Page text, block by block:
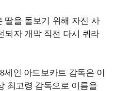
딸을 돌보기 위해 자진 사
되자 개막 직전 다시 퀴라
세인 아드보카트 감독은 이
최고령 감독으로 이름을